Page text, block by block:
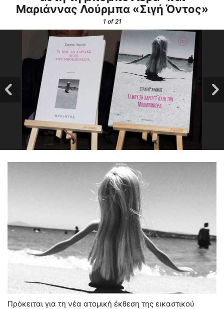
Μαριάννας Λούρμπα «Σιγή Όντος»
1of 21
Πρόκειται για τη νέα ατομική έκθεση της εικαστικού